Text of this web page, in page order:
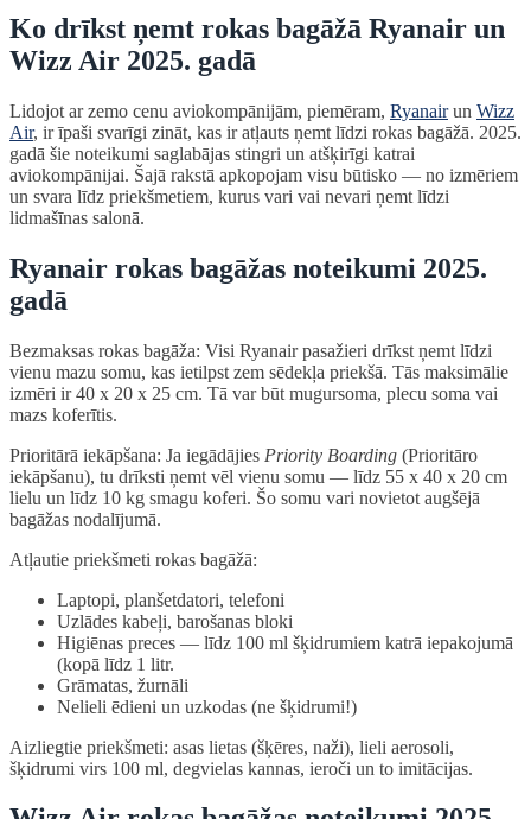
Ko drīkst ņemt rokas bagāžā Ryanair un
Wizz Air 2025. gadā
Lidojot ar zemo cenu aviokompānijām, piemēram, Ryanairun Wizz
Air, ir īpaši svarīgi zināt, kas ir atļauts ņemt līdzi rokas bagāžā. 2025.
gadā šie noteikumi saglabājas stingri un atšķirīgi katrai
aviokompānijai. Šajā rakstā apkopojam visu būtisko — no izmēriem
un svara līdz priekšmetiem, kurus vari vai nevari ņemt līdzi
lidmašīnas salonā.
Ryanair rokas bagāžas noteikumi 2025.
gadā
Bezmaksas rokas bagāža: Visi Ryanair pasažieri drīkst ņemt līdzi
vienu mazu somu, kas ietilpst zem sēdekļa priekšā. Tās maksimālie
izmēri ir 40 x 20 x 25 cm. Tā var būt mugursoma, plecu soma vai
mazs koferītis.
Prioritārā iekāpšana: Ja iegādājies Priority Boarding (Prioritāro
iekāpšanu), tu drīksti ņemt vēl vienu somu — līdz 55 x 40 x 20 cm
lielu un līdz 10 kg smagu koferi. Šo somu vari novietot augšējā
bagāžas nodalījumā.
Atļautie priekšmeti rokas bagāžā:
Laptopi, planšetdatori, telefoni
Uzlādes kabeļi, barošanas bloki
Higiēnas preces — līdz 100 ml šķidrumiem katrā iepakojumā
(kopā līdz 1 litr.
Grāmatas, žurnāli
Nelieli ēdieni un uzkodas (ne šķidrumi!)
Aizliegtie priekšmeti: asas lietas (šķēres, naži), lieli aerosoli,
šķidrumi virs 100 ml, degvielas kannas, ieroči un to imitācijas.